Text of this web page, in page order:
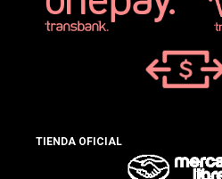
TIENDA OFICIAL